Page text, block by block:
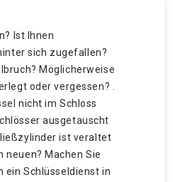
Ist Ihnen
sich zugefallen?
Möglicherweise
oder vergessen? .
nicht im Schloss
ausgetauscht
ist veraltet
neuen? Machen Sie
ein Schlüsseldienst in